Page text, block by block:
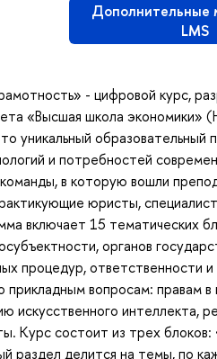
Дополнительные
LMS
- цифровой курс,
«Высшая школа
уникальный образовательный
и потребностей
в которую вошли
юристы,
включает 15 тематических
органов
процедур, ответственности
прикладным вопросам: правам
искусственного интеллекта,
Курс состоит из трех блоков:
раздел делится на темы, по